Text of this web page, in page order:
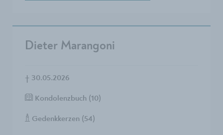
Dieter Marangoni
† 30.05.2026
Kondolenzbuch (10)
Gedenkkerzen (54)